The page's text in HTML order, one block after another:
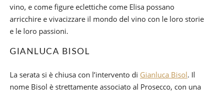
vino, e come figure eclettiche come Elisa possano
arricchire e vivacizzare il mondo del vino con le loro storie
e le loro passioni.
GIANLUCA BISOL
La serata si è chiusa con l’intervento di Gianluca Bisol. Il
nome Bisol è strettamente associato al Prosecco, con una